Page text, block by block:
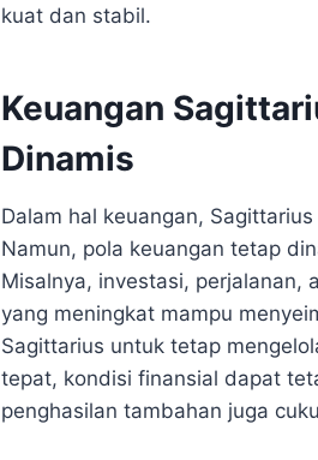
kuat dan stabil.
Keuangan
Dinamis
Dalam hal keuangan,
Namun, pola keuangan tetap
Misalnya, investasi, perjalanan,
yang meningkat mampu
Sagittarius untuk tetap
tepat, kondisi finansial dapat
penghasilan tambahan juga